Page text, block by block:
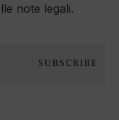
note legali.
SUBSCRIBE